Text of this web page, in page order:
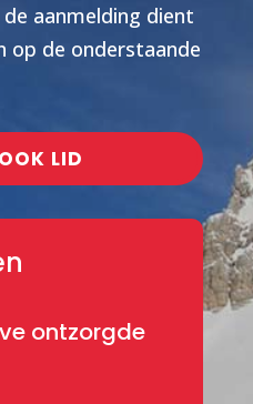
aanmelding dient
op de onderstaande
LID
ontzorgde